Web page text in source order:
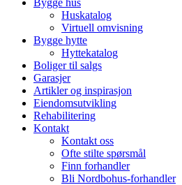
Bygge hus
Huskatalog
Virtuell omvisning
Bygge hytte
Hyttekatalog
Boliger til salgs
Garasjer
Artikler og inspirasjon
Eiendomsutvikling
Rehabilitering
Kontakt
Kontakt oss
Ofte stilte spørsmål
Finn forhandler
Bli Nordbohus-forhandler